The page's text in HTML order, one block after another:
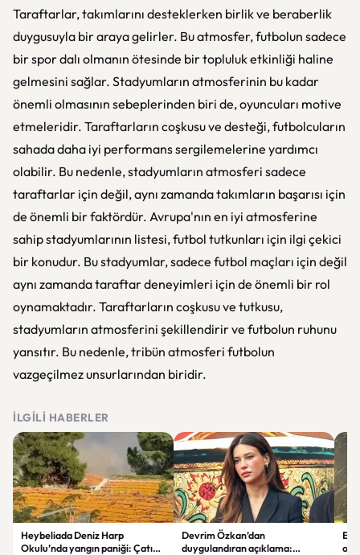
Taraftarlar, takımlarını desteklerken birlik ve beraberlik
duygusuyla bir araya gelirler. Bu atmosfer, futbolun sadece
bir spor dalı olmanın ötesinde bir topluluk etkinliği haline
gelmesini sağlar. Stadyumların atmosferinin bu kadar
önemli olmasının sebeplerinden biri de, oyuncuları motive
etmeleridir. Taraftarların coşkusu ve desteği, futbolcuların
sahada daha iyi performans sergilemelerine yardımcı
olabilir. Bu nedenle, stadyumların atmosferi sadece
taraftarlar için değil, aynı zamanda takımların başarısı için
de önemli bir faktördür. Avrupa'nın en iyi atmosferine
sahip stadyumlarının listesi, futbol tutkunları için ilgi çekici
bir konudur. Bu stadyumlar, sadece futbol maçları için değil
aynı zamanda taraftar deneyimleri için de önemli bir rol
oynamaktadır. Taraftarların coşkusu ve tutkusu,
stadyumların atmosferini şekillendirir ve futbolun ruhunu
yansıtır. Bu nedenle, tribün atmosferi futbolun
vazgeçilmez unsurlarından biridir.
İLGILI HABERLER
Heybeliada Deniz Harp
Okulu’nda yangın paniği: Çatıda
Devrim Özkan’dan
duygulandıran açıklama: